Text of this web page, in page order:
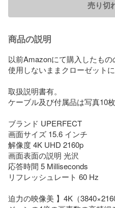
売り切
商品の説明
以前Amazonにて購入したもの
使用しないままクローゼット
取扱説明書有。
ケーブル及び付属品は写真10
ブランド UPERFECT
画面サイズ 15.6 インチ
解像度 4K UHD 2160p
画面表面の説明 光沢
応答時間 5 Milliseconds
リフレッシュレート 60 Hz
迫力の映像美 】4K（